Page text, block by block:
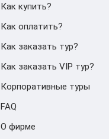
Как купить?
Как оплатить?
Как заказать тур?
Как заказать VIP тур?
Корпоративные туры
FAQ
О фирме